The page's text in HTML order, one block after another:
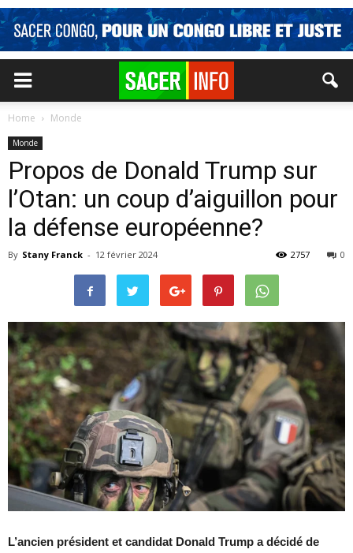
Home Monde
Monde
Propos de Donald Trump sur
l’Otan: un coup d’aiguillon pour
la défense européenne?
By Stany Franck - 12 février 2024 0
2757
L’ancien président et candidat Donald Trump a décidé de